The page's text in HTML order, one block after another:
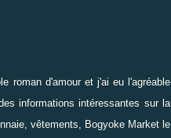
roman d'amour et j'ai eu l'agréable
informations intéressantes sur la
vêtements, Bogyoke Market le